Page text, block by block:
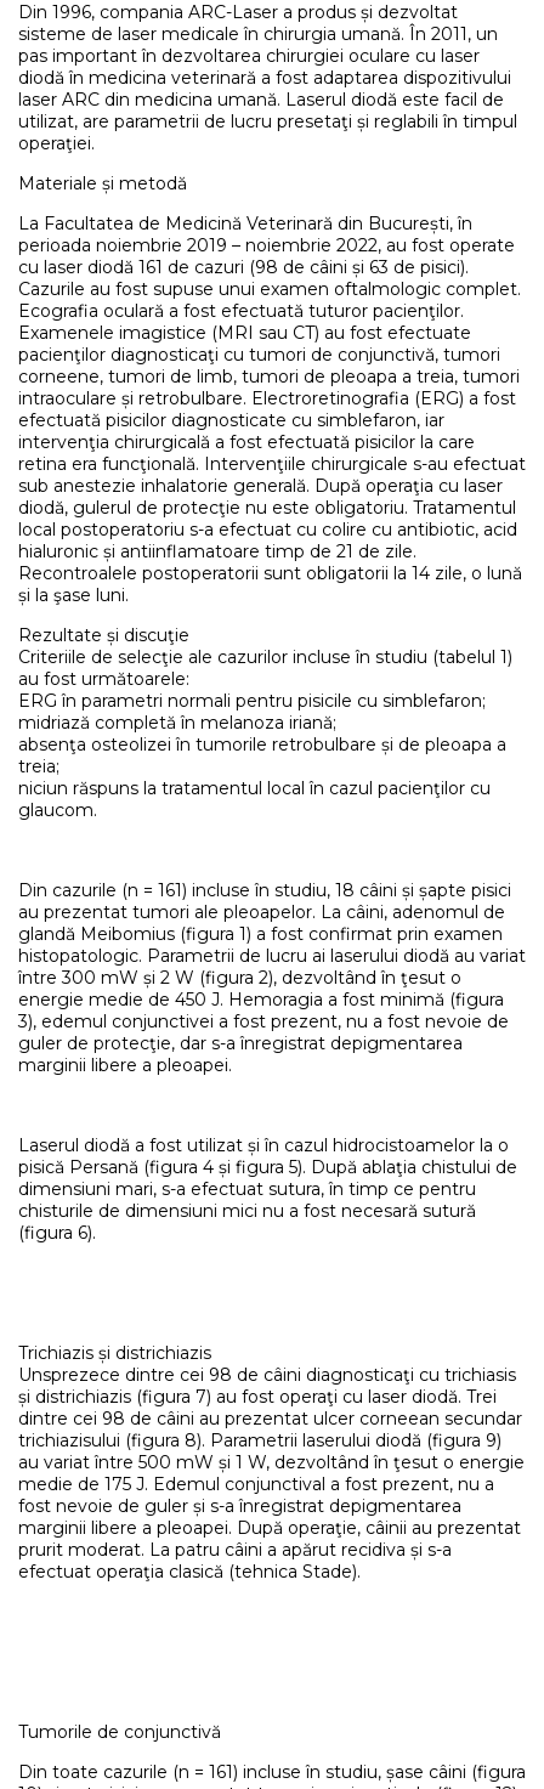
Din 1996, compania ARC-Laser a produs și dezvoltat
sisteme de laser medicale în chirurgia umană. În 2011, un
pas important în dezvoltarea chirurgiei oculare cu laser
diodă în medicina veterinară a fost adaptarea dispozitivului
laser ARC din medicina umană. Laserul diodă este facil de
utilizat, are parametrii de lucru presetaţi și reglabili în timpul
operaţiei.
Materiale și metodă
La Facultatea de Medicină Veterinară din București, în
perioada noiembrie 2019 – noiembrie 2022, au fost operate
cu laser diodă 161 de cazuri (98 de câini și 63 de pisici).
Cazurile au fost supuse unui examen oftalmologic complet.
Ecografia oculară a fost efectuată tuturor pacienţilor.
Examenele imagistice (MRI sau CT) au fost efectuate
pacienţilor diagnosticaţi cu tumori de conjunctivă, tumori
corneene, tumori de limb, tumori de pleoapa a treia, tumori
intraoculare și retrobulbare. Electroretinografia (ERG) a fost
efectuată pisicilor diag­nosticate cu simblefaron, iar
intervenţia chirurgicală a fost efectuată pisicilor la care
retina era funcţională. Intervenţiile chirurgicale s-au efectuat
sub anestezie inhalatorie generală. După operaţia cu laser
diodă, gulerul de protecţie nu este obligatoriu. Tratamentul
local postoperatoriu s-a efectuat cu colire cu antibiotic, acid
hialuronic și antiinflamatoare timp de 21 de zile.
Recontroalele postoperatorii sunt obligatorii la 14 zile, o lună
și la şase luni.
Rezultate și discuţie
Criteriile de selecţie ale cazurilor incluse în studiu (tabelul 1)
au fost următoarele:
ERG în parametri normali pentru pisicile cu simblefaron;
midriază completă în melanoza iriană;
absenţa osteolizei în tumorile retrobulbare și de pleoapa a
treia;
niciun răspuns la tratamentul local în cazul pacienţilor cu
glaucom.
Din cazurile (n = 161) incluse în studiu, 18 câini și șapte pisici
au prezentat tumori ale pleoapelor. La câini, adenomul de
glandă Meibomius (figura 1) a fost confirmat prin examen
histopatologic. Parametrii de lucru ai laserului diodă au variat
între 300 mW și 2 W (figura 2), dezvoltând în ţesut o
energie medie de 450 J. Hemoragia a fost minimă (figura
3), edemul conjunctivei a fost prezent, nu a fost nevoie de
guler de protecţie, dar s-a înregistrat depigmentarea
marginii libere a pleoapei.
Laserul diodă a fost utilizat și în cazul hidrocistoamelor la o
pisică Persană (figura 4 și figura 5). După ablaţia chistului de
dimensiuni mari, s-a efectuat sutura, în timp ce pentru
chisturile de dimensiuni mici nu a fost necesară sutură
(figura 6).
Trichiazis și districhiazis
Unsprezece dintre cei 98 de câini diagnosticaţi cu trichiasis
și districhiazis (figura 7) au fost operaţi cu laser diodă. Trei
dintre cei 98 de câini au prezentat ulcer corneean secundar
trichiazisului (figura 8). Parametrii laserului diodă (figura 9)
au variat între 500 mW și 1 W, dezvoltând în ţesut o energie
medie de 175 J. Edemul conjunctival a fost prezent, nu a
fost nevoie de guler și s-a înregistrat depigmentarea
marginii libere a pleoapei. După operaţie, câinii au prezentat
prurit moderat. La patru câini a apărut recidiva și s-a
efectuat operaţia clasică (tehnica Stade).
Tumorile de conjunctivă
Din toate cazurile (n = 161) incluse în studiu, șase câini (figura